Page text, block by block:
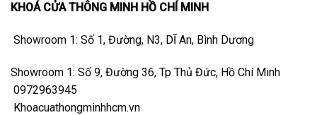
KHOÁ CỬA THÔNG MINH HỒ CHÍ MINH
Showroom 1: Số 1, Đường, N3, DĨ An, Bình Dương
Showroom 1: Số 9, Đường 36, Tp Thủ Đức, Hồ Chí Minh
0972963945
Khoacuathongminhhcm.vn